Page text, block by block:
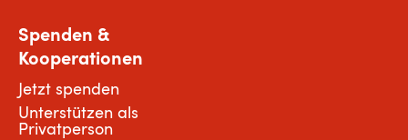
Spenden &
Kooperationen
Jetzt spenden
Unterstützen als
Privatperson